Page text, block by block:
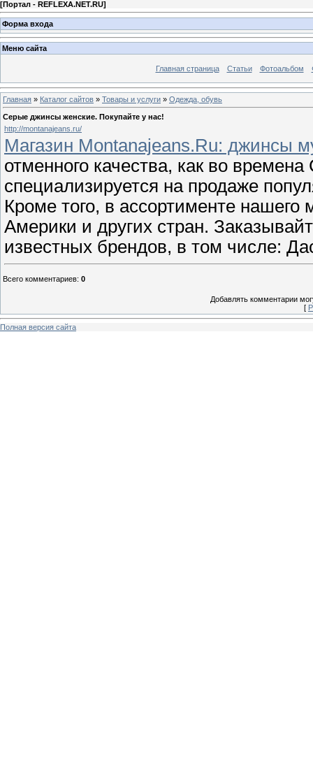
[Портал - REFLEXA.NET.RU]
Форма входа
Меню сайта
Главная страница Статьи Фотоальбом
Главная » Каталог сайтов » Товары и услуги » Одежда, обувь
Серые джинсы женские. Покупайте у нас!
http://montanajeans.ru/
Магазин Montanajeans.Ru: джинсы
отменного качества, как во
специализируется на продаже
Кроме того, в ассортименте
Америки и других стран.
известных брендов, в том числе:
Всего комментариев: 0
Добавлять комментарии
[
Полная версия сайта